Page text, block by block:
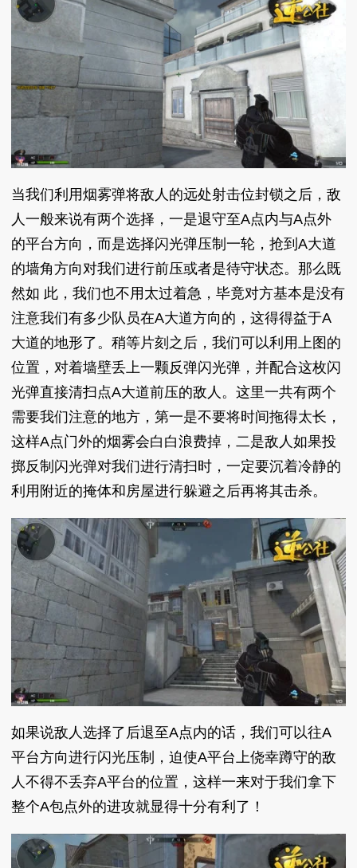
当我们利用烟雾弹将敌人的远处射击位封锁之后，敌
人一般来说有两个选择，一是退守至A点内与A点外
的平台方向，而是选择闪光弹压制一轮，抢到A大道
的墙角方向对我们进行前压或者是待守状态。那么既
然如 此，我们也不用太过着急，毕竟对方基本是没有
注意我们有多少队员在A大道方向的，这得得益于A
大道的地形了。稍等片刻之后，我们可以利用上图的
位置，对着墙壁丢上一颗反弹闪光弹，并配合这枚闪
光弹直接清扫点A大道前压的敌人。这里一共有两个
需要我们注意的地方，第一是不要将时间拖得太长，
这样A点门外的烟雾会白白浪费掉，二是敌人如果投
掷反制闪光弹对我们进行清扫时，一定要沉着冷静的
利用附近的掩体和房屋进行躲避之后再将其击杀。
如果说敌人选择了后退至A点内的话，我们可以往A
平台方向进行闪光压制，迫使A平台上侥幸蹲守的敌
人不得不丢弃A平台的位置，这样一来对于我们拿下
整个A包点外的进攻就显得十分有利了！